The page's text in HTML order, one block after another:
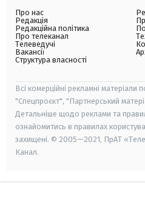
Про нас
Редакція
Редакційна політика
Про телеканал
Телеведучі
Вакансії
Структура власності
Всі комерційні рекламні матеріали
"Спецпроєкт", "Партнерський
Детальніше щодо реклами та
ознайомитись в правилах
захищені. © 2005—2021, ПрАТ
Канал.